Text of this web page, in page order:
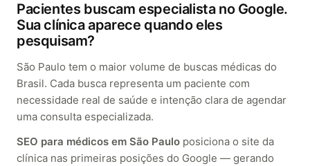
Pacientes buscam especialista no Google.
Sua clínica aparece quando eles
pesquisam?
São Paulo tem o maior volume de buscas médicas do
Brasil. Cada busca representa um paciente com
necessidade real de saúde e intenção clara de agendar
uma consulta especializada.
SEO para médicos em São Paulo posiciona o site da
clínica nas primeiras posições do Google — gerando